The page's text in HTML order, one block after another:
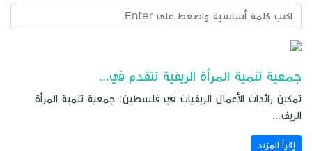
جمعية تنمية المرأة الريفية تتقدم في...
تمكين رائدات الأعمال الريفيات في فلسطين: جمعية تنمية المرأة
الريف...
إقرأ المزيد